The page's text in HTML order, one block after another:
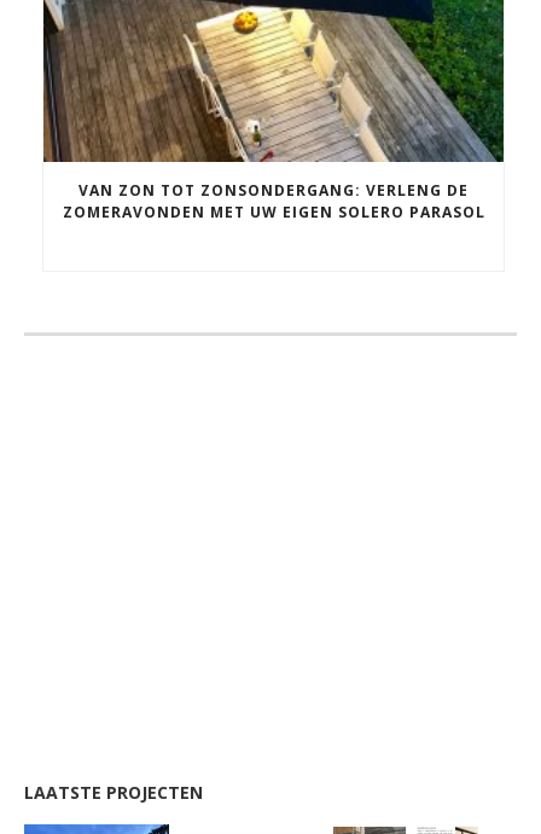
VAN ZON TOT ZONSONDERGANG: VERLENG DE
ZOMERAVONDEN MET UW EIGEN SOLERO PARASOL
LAATSTE PROJECTEN